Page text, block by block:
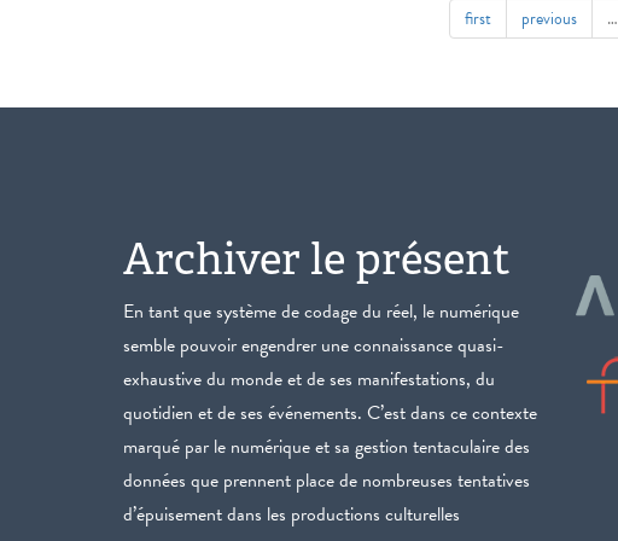
first previous …
Archiver le présent
En tant que système de codage du réel, le numérique
semble pouvoir engendrer une connaissance quasi-
exhaustive du monde et de ses manifestations, du
quotidien et de ses événements. C’est dans ce contexte
marqué par le numérique et sa gestion tentaculaire des
données que prennent place de nombreuses tentatives
d’épuisement dans les productions culturelles